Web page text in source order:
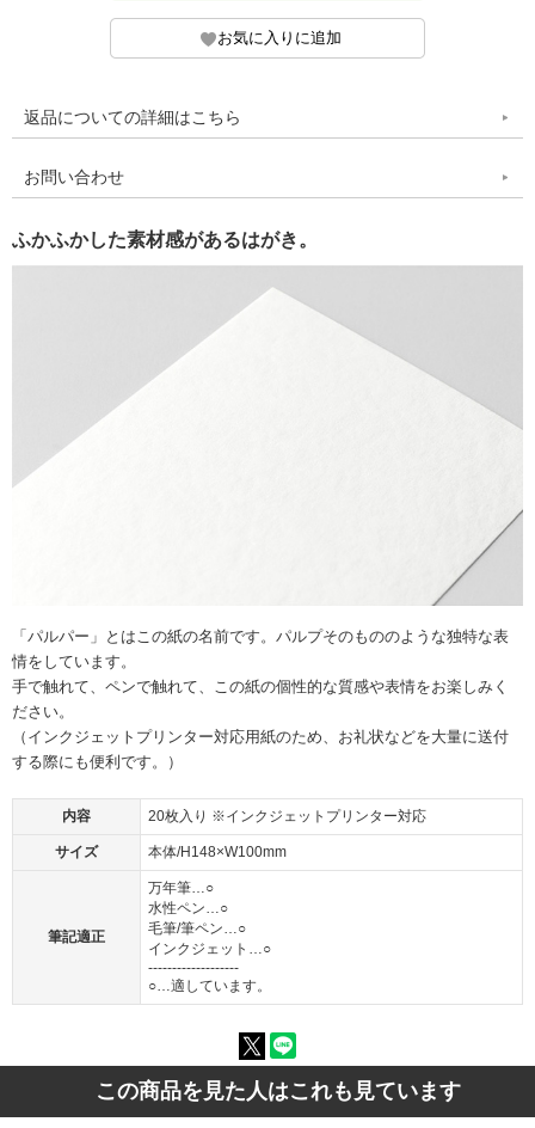
返品についての詳細はこちら
お問い合わせ
ふかふかした素材感があるはがき。
「パルパー」とはこの紙の名前です。パルプそのもののような独特な表
情をしています。
手で触れて、ペンで触れて、この紙の個性的な質感や表情をお楽しみく
ださい。
（インクジェットプリンター対応用紙のため、お礼状などを大量に送付
する際にも便利です。）
内容 20枚入り ※インクジェットプリンター対応
サイズ 本体/H148×W100mm
筆記適正
万年筆…○
水性ペン…○
毛筆/筆ペン…○
インクジェット…○
-------------------
○…適しています。
この商品を見た人はこれも見ています